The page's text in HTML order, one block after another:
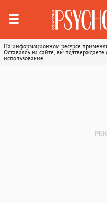
На информационном ресурсе
Оставаясь на сайте, вы подтверждаете
использование.